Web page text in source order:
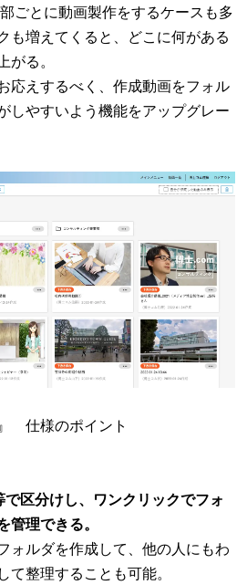
ごとに動画製作をするケースも多
も増えてくると、どこに何がある
る。
応えするべく、作成動画をフォル
しやすいよう機能をアップグレー
仕様のポイント
区分けし、ワンクリックでフォ
理できる。
ォルダを作成して、他の人にもわ
整理することも可能。